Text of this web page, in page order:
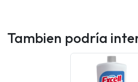
Tambien podría